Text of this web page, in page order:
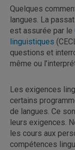
Quelques
langues. La
est assurée par le
linguistiques
questions et
même ou
Les exigences
certains
de langues. Ce
leurs exigences.
les cours aux
compétences